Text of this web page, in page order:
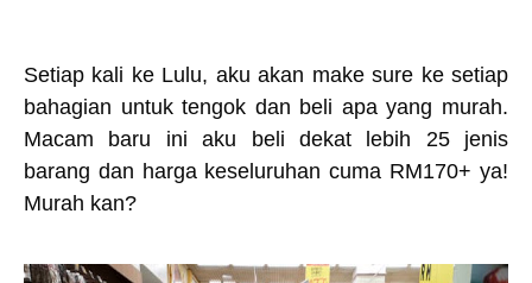
Setiap kali ke Lulu, aku akan make sure ke setiap
bahagian untuk tengok dan beli apa yang murah.
Macam baru ini aku beli dekat lebih 25 jenis
barang dan harga keseluruhan cuma RM170+ ya!
Murah kan?